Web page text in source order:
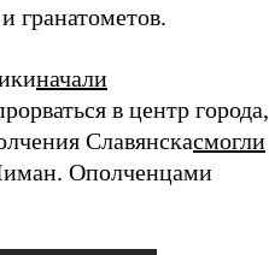
гранатометов.
начали
в центр города,
Славянскасмогли
Ополченцами